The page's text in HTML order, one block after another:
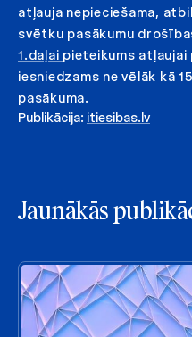
atļauja nepieciešama,
svētku pasākumu
1.daļai pieteikums atļaujai
iesniedzams ne vēlāk kā
pasākuma.
Publikācija: itiesibas.lv
Jaunākās